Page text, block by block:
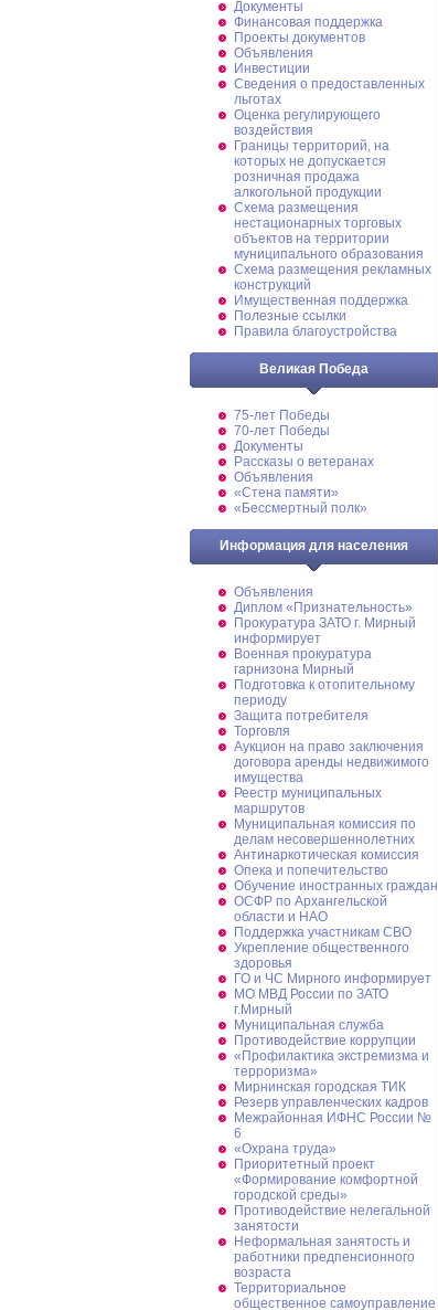
Документы
Финансовая поддержка
Проекты документов
Объявления
Инвестиции
Сведения о предоставленных
льготах
Оценка регулирующего
воздействия
Границы территорий, на
которых не допускается
розничная продажа
алкогольной продукции
Схема размещения
нестационарных торговых
объектов на территории
муниципального образования
Схема размещения рекламных
конструкций
Имущественная поддержка
Полезные ссылки
Правила благоустройства
Великая Победа
75-лет Победы
70-лет Победы
Документы
Рассказы о ветеранах
Объявления
«Стена памяти»
«Бессмертный полк»
Информация для населения
Объявления
Диплом «Признательность»
Прокуратура ЗАТО г. Мирный
информирует
Военная прокуратура
гарнизона Мирный
Подготовка к отопительному
периоду
Защита потребителя
Торговля
Аукцион на право заключения
договора аренды недвижимого
имущества
Реестр муниципальных
маршрутов
Муниципальная комиссия по
делам несовершеннолетних
Антинаркотическая комиссия
Опека и попечительство
Обучение иностранных граждан
ОСФР по Архангельской
области и НАО
Поддержка участникам СВО
Укрепление общественного
здоровья
ГО и ЧС Мирного информирует
МО МВД России по ЗАТО
г.Мирный
Муниципальная cлужба
Противодействие коррупции
«Профилактика экстремизма и
терроризма»
Мирнинская городская ТИК
Резерв управленческих кадров
Межрайонная ИФНС России №
6
«Охрана труда»
Приоритетный проект
«Формирование комфортной
городской среды»
Противодействие нелегальной
занятости
Неформальная занятость и
работники предпенсионного
возраста
Территориальное
общественное самоуправление